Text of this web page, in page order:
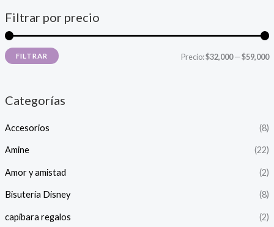
Filtrar por precio
PP
FILTRAR Precio:$32,000—$59,000
Categorías
Accesorios (8)
Amine (22)
Amor y amistad (2)
Bisutería Disney (8)
capibara regalos (2)